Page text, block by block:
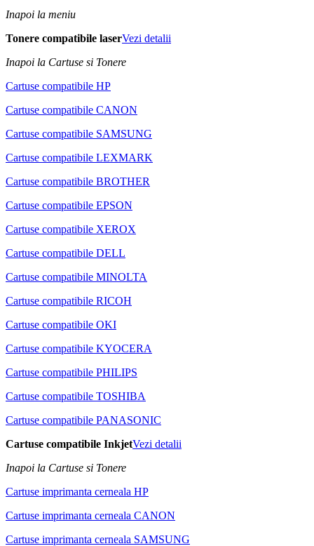
Inapoi la meniu
Tonere compatibile laserVezi detalii
Inapoi la Cartuse si Tonere
Cartuse compatibile HP
Cartuse compatibile CANON
Cartuse compatibile SAMSUNG
Cartuse compatibile LEXMARK
Cartuse compatibile BROTHER
Cartuse compatibile EPSON
Cartuse compatibile XEROX
Cartuse compatibile DELL
Cartuse compatibile MINOLTA
Cartuse compatibile RICOH
Cartuse compatibile OKI
Cartuse compatibile KYOCERA
Cartuse compatibile PHILIPS
Cartuse compatibile TOSHIBA
Cartuse compatibile PANASONIC
Cartuse compatibile InkjetVezi detalii
Inapoi la Cartuse si Tonere
Cartuse imprimanta cerneala HP
Cartuse imprimanta cerneala CANON
Cartuse imprimanta cerneala SAMSUNG